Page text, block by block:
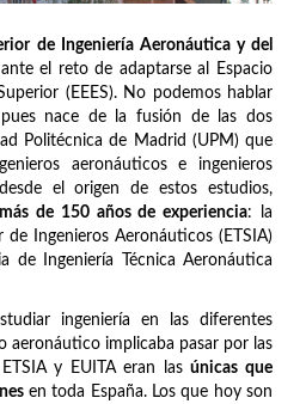
de Ingeniería Aeronáutica y del
ante el reto de adaptarse al Espacio
(EEES). No podemos hablar
nace de la fusión de las dos
Politécnica de Madrid (UPM) que
aeronáuticos e ingenieros
el origen de estos estudios,
más de 150 años de experiencia: la
de Ingenieros Aeronáuticos (ETSIA)
de Ingeniería Técnica Aeronáutica
ingeniería en las diferentes
aeronáutico implicaba pasar por las
y EUITA eran lasúnicas que
en toda España. Los que hoy son